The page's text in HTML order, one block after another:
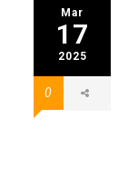
Mar
17
2025
0